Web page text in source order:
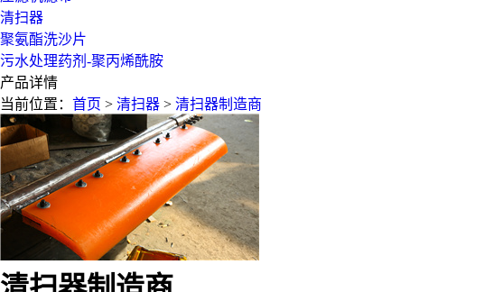
清扫器
聚氨酯洗沙片
污水处理药剂-聚丙烯酰胺
产品详情
当前位置： 首页 > 清扫器 > 清扫器制造商